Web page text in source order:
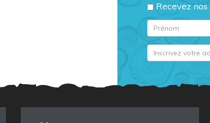
Recevez nos